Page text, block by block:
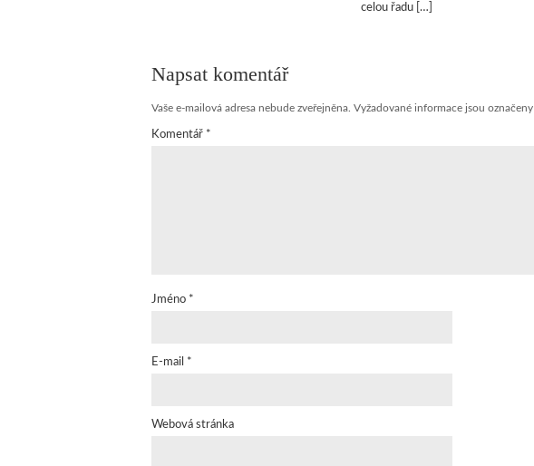
celou řadu […]
Napsat komentář
Vaše e-mailová adresa nebude zveřejněna. Vyžadované informace jsou označeny
Komentář *
Jméno *
E-mail *
Webová stránka